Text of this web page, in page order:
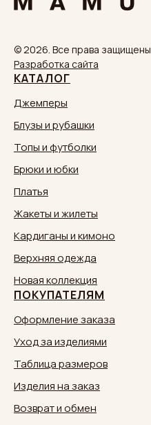
© 2026. Все права защищены.
Разработка сайта
КАТАЛОГ
Джемперы
Блузы и рубашки
Топы и футболки
Брюки и юбки
Платья
Жакеты и жилеты
Кардиганы и кимоно
Верхняя одежда
Новая коллекция
ПОКУПАТЕЛЯМ
Оформление заказа
Уход за изделиями
Таблица размеров
Изделия на заказ
Возврат и обмен